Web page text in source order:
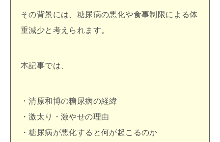
その背景には、糖尿病の悪化や食事制限による体
重減少と考えられます。
本記事では、
・清原和博の糖尿病の経緯
・激太り・激やせの理由
・糖尿病が悪化すると何が起こるのか